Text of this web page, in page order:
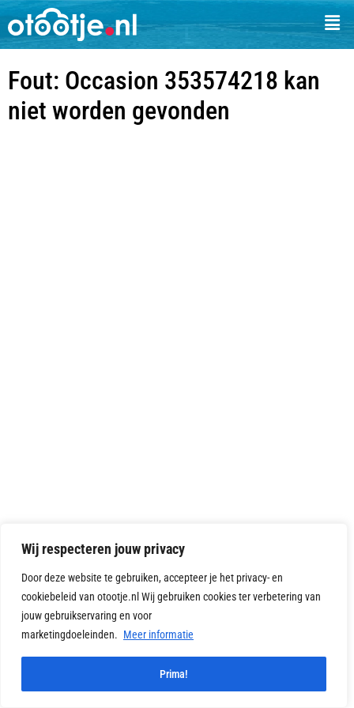
Wij respecteren jouw privacy
Door deze website te gebruiken, accepteer je het privacy- en
cookiebeleid van otootje.nl Wij gebruiken cookies ter verbetering van
jouw gebruikservaring en voor
marketingdoeleinden. Meer informatie
Prima!
Fout: Occasion 353574218 kan
niet worden gevonden